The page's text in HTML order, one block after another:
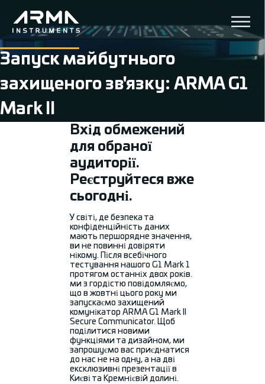
Запуск майбутнього
захищеного зв'язку: ARMA G1
Mark II
Вхід обмежений
для обраної
аудиторії.
Реєструйтеся вже
сьогодні.
У світі, де безпека та
конфіденційність даних
мають першорядне значення,
ви не повинні довіряти
нікому. Після всебічного
тестування нашого G1 Mark 1
протягом останніх двох років.
ми з гордістю повідомляємо,
що в жовтні цього року ми
запускаємо захищений
комунікатор ARMA G1 Mark II
Secure Communicator. Щоб
поділитися новими
функціями та дизайном, ми
запрошуємо вас приєднатися
до нас не на одну, а на дві
ексклюзивні презентації в
Києві та Кремнієвій долині.